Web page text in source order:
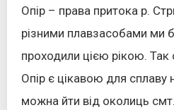
Опір – права притока р.
різними плавзасобами ми
проходили цією рікою. Так
Опір є цікавою для сплаву
можна йти від околиць